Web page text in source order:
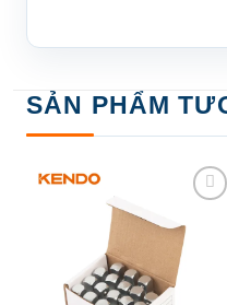
SẢN PHẨM
wishlist